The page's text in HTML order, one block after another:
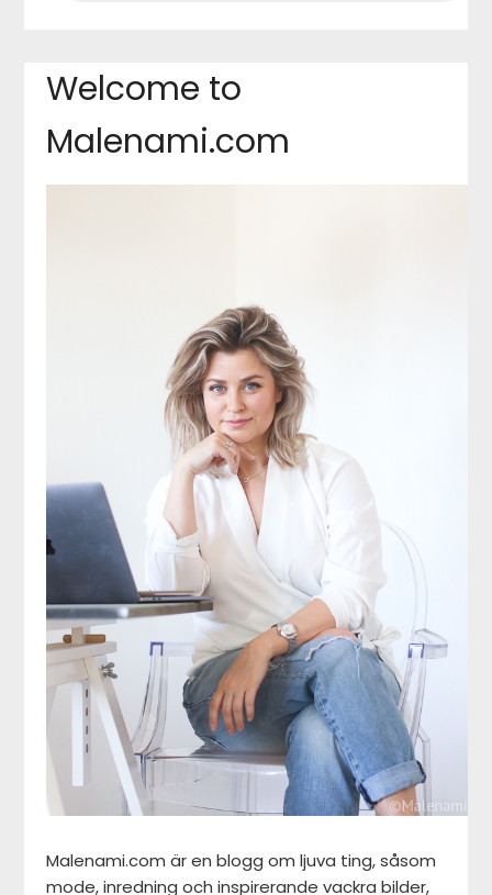
Welcome to
Malenami.com
Malenami.com är en blogg om ljuva ting, såsom
mode, inredning och inspirerande vackra bilder,